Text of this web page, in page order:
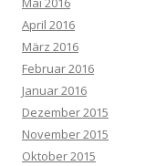
April 2016
März 2016
Februar 2016
Januar 2016
Dezember 2015
November 2015
Oktober 2015